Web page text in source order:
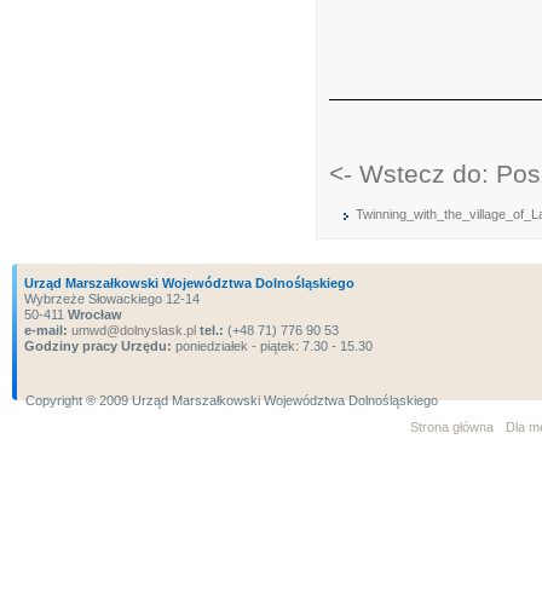
<- Wstecz do:
Urząd Marszałkowski Województwa Dolnośląskiego
Wybrzeże Słowackiego 12-14
50-411 Wrocław
e-mail: umwd@dolnyslask.pl tel.: (+48 71) 776 90 53
Godziny pracy Urzędu: poniedziałek - piątek: 7.30 - 15.30
Copyright ® 2009 Urząd Marszałkowski Województwa Dolnośląskiego
Strona główna
Dla